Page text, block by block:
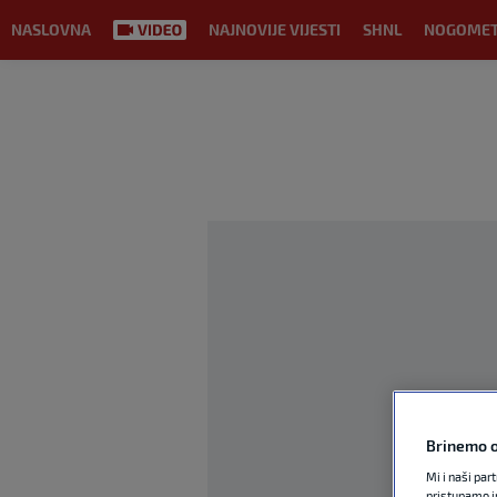
NASLOVNA NAJNOVIJE VIJESTI SHNL
Brinemo
Mi i naši